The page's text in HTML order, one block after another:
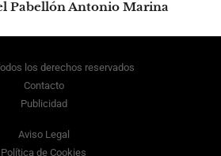
Pabellón Antonio Marina
los derechos reservados
Contacto
Publicidad
Aviso Legal
Política de Cookies